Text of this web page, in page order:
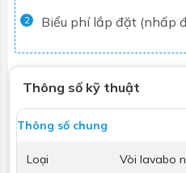
2 Biểu phí lắp đặt (nhấp
Thông số kỹ thuật
Thông số chung
Loại Vòi lavabo